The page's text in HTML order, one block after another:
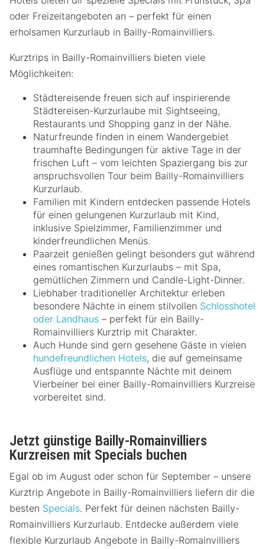
oder Freizeitangeboten an – perfekt für einen
erholsamen Kurzurlaub in Bailly-Romainvilliers.
Kurztrips in Bailly-Romainvilliers bieten viele
Möglichkeiten:
Städtereisende freuen sich auf inspirierende
Städtereisen-Kurzurlaube mit Sightseeing,
Restaurants und Shopping ganz in der Nähe.
Naturfreunde finden in einem Wandergebiet
traumhafte Bedingungen für aktive Tage in der
frischen Luft – vom leichten Spaziergang bis zur
anspruchsvollen Tour beim Bailly-Romainvilliers
Kurzurlaub.
Familien mit Kindern entdecken passende Hotels
für einen gelungenen Kurzurlaub mit Kind,
inklusive Spielzimmer, Familienzimmer und
kinderfreundlichen Menüs.
Paarzeit genießen gelingt besonders gut während
eines romantischen Kurzurlaubs – mit Spa,
gemütlichen Zimmern und Candle-Light-Dinner.
Liebhaber traditioneller Architektur erleben
besondere Nächte in einem stilvollen Schlosshotel
oder Landhaus – perfekt für ein Bailly-
Romainvilliers Kurztrip mit Charakter.
Auch Hunde sind gern gesehene Gäste in vielen
hundefreundlichen Hotels, die auf gemeinsame
Ausflüge und entspannte Nächte mit deinem
Vierbeiner bei einer Bailly-Romainvilliers Kurzreise
vorbereitet sind.
Jetzt günstige Bailly-Romainvilliers
Kurzreisen mit Specials buchen
Egal ob im August oder schon für September – unsere
Kurztrip Angebote in Bailly-Romainvilliers liefern dir die
besten Specials. Perfekt für deinen nächsten Bailly-
Romainvilliers Kurzurlaub. Entdecke außerdem viele
flexible Kurzurlaub Angebote in Bailly-Romainvilliers